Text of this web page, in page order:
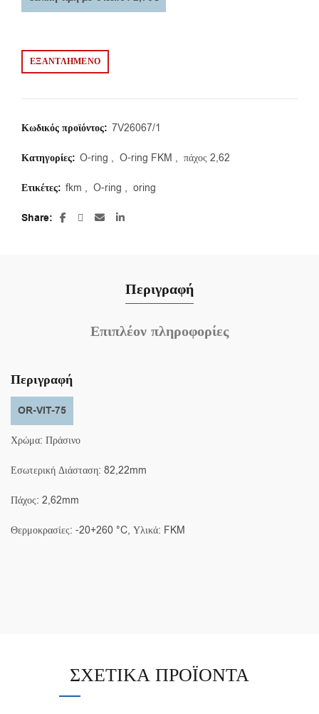
ΕΞΑΝΤΛΗΜΈΝΟ
Κωδικός προϊόντος: 7V26067/1
Κατηγορίες: O-ring , O-ring FKM , πάχος 2,62
Ετικέτες: fkm , O-ring , oring
Share
Περιγραφή
Επιπλέον πληροφορίες
Περιγραφή
OR-VIT-75
Χρώμα: Πράσινο
Εσωτερική Διάσταση: 82,22mm
Πάχος: 2,62mm
Θερμοκρασίες: -20+260 °C, Υλικά: FKM
ΣΧΕΤΙΚΆ ΠΡΟΪΌΝΤΑ